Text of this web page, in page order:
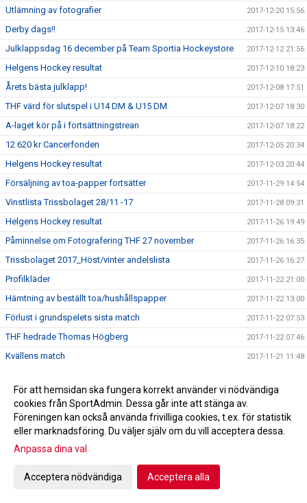
Utlämning av fotografier 2017-12-20 15:56
Derby dags!! 2017-12-15 13:46
Julklappsdag 16 december på Team Sportia Hockeystore 2017-12-12 21:56
Helgens Hockey resultat 2017-12-10 18:23
Årets bästa julklapp! 2017-12-08 17:51
THF värd för slutspel i U14 DM & U15 DM 2017-12-07 18:30
A-laget kör på i fortsättningstrean 2017-12-07 18:22
12 620 kr Cancerfonden 2017-12-05 20:34
Helgens Hockey resultat 2017-12-03 20:44
Försäljning av toa-papper fortsätter 2017-11-29 14:54
Vinstlista Trissbolaget 28/11 -17 2017-11-28 09:31
Helgens Hockey resultat 2017-11-26 19:49
Påminnelse om Fotografering THF 27 november 2017-11-26 16:35
Trissbolaget 2017_Höst/vinter andelslista 2017-11-26 16:27
Profilkläder 2017-11-22 21:00
Hämtning av beställt toa/hushållspapper 2017-11-22 13:00
Förlust i grundspelets sista match 2017-11-22 07:53
THF hedrade Thomas Högberg 2017-11-22 07:46
Kvällens match 2017-11-21 11:48
Helgens Hockey resultat 2017-11-19 22:21
Tung kväll för THF 2017-11-15 11:24
Matchkväll 2017-11-14 08:05
Förlust i Fotskäl
Helgens Hockey resultat
För att hemsidan ska fungera korrekt använder vi nödvändiga
cookies från SportAdmin. Dessa går inte att stänga av.
Föreningen kan också använda frivilliga cookies, t.ex. för statistik
eller marknadsföring. Du väljer själv om du vill acceptera dessa.
Anpassa dina val
Acceptera nödvändiga Acceptera alla